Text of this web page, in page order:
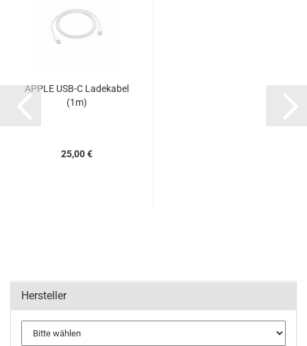
APPLE USB-C Ladekabel
(1m)
25,00 €
Hersteller